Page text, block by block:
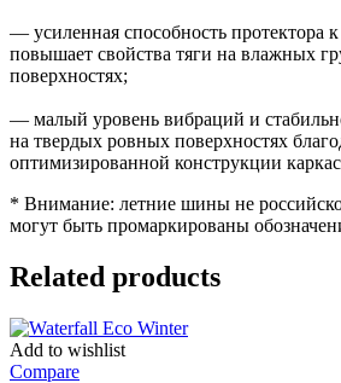
— усиленная способность протектора
повышает свойства тяги на влажных
поверхностях;
— малый уровень вибраций и
на твердых ровных поверхностях
оптимизированной конструкции
* Внимание: летние шины не
могут быть промаркированы
Related products
Add to wishlist
Compare